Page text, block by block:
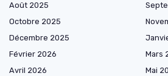
Août 2025
Octobre 2025
Décembre 2025
Février 2026
Mars
Avril 2026
Mai